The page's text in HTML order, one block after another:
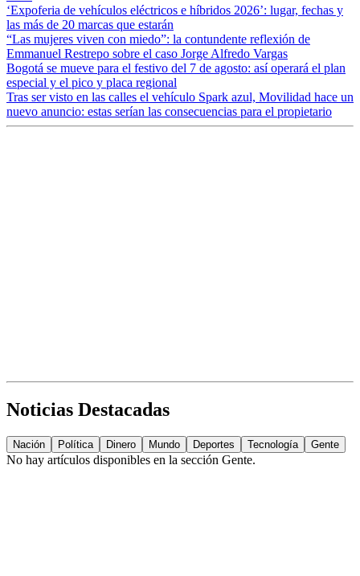
‘Expoferia de vehículos eléctricos e híbridos 2026’: lugar, fechas y
las más de 20 marcas que estarán
“Las mujeres viven con miedo”: la contundente reflexión de
Emmanuel Restrepo sobre el caso Jorge Alfredo Vargas
Bogotá se mueve para el festivo del 7 de agosto: así operará el plan
especial y el pico y placa regional
Tras ser visto en las calles el vehículo Spark azul, Movilidad hace un
nuevo anuncio: estas serían las consecuencias para el propietario
Noticias Destacadas
Nación Política Dinero Mundo Deportes Tecnología Gente
No hay artículos disponibles en la sección Gente.